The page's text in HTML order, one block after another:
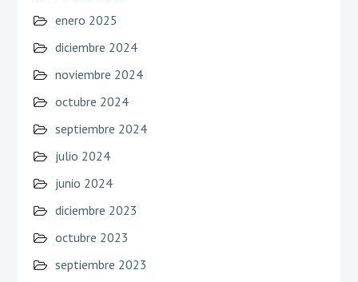
enero 2025
diciembre 2024
noviembre 2024
octubre 2024
septiembre 2024
julio 2024
junio 2024
diciembre 2023
octubre 2023
septiembre 2023